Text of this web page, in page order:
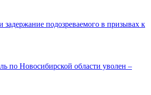
подозреваемого в призывах к
по Новосибирской области уволен –